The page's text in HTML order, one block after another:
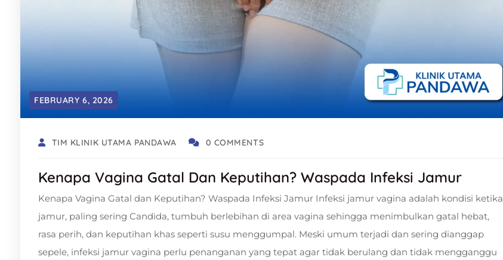
FEBRUARY 6, 2026
TIM KLINIK UTAMA PANDAWA 0 COMMENTS
Kenapa Vagina Gatal Dan Keputihan? Waspada Infeksi Jamur
Kenapa Vagina Gatal dan Keputihan? Waspada Infeksi Jamur Infeksi jamur vagina adalah kondisi ketika
jamur, paling sering Candida, tumbuh berlebihan di area vagina sehingga menimbulkan gatal hebat,
rasa perih, dan keputihan khas seperti susu menggumpal. Meski umum terjadi dan sering dianggap
sepele, infeksi jamur vagina perlu penanganan yang tepat agar tidak berulang dan tidak mengganggu